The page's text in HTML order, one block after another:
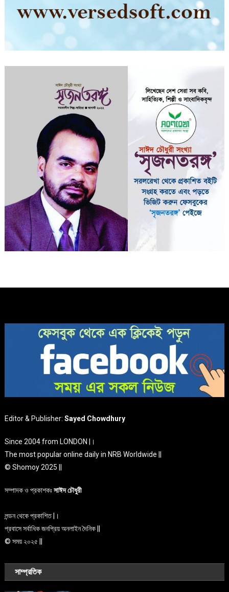
Editor & Publisher:Sayed Chowdhury
Since 2004 from LONDON |।
The most popular online daily in NRB Worldwide ||
© Shomoy 2025 ||
সম্পাদক ও প্রকাশকঃসাঈদ চৌধুরী
লন্ডন থেকে প্রকাশিত |।
প্রবাসে সর্বাধিক জনপ্রিয় অনলাইন দৈনিক ||
© সময় ২০২৫ ||
সাম্প্রতিক